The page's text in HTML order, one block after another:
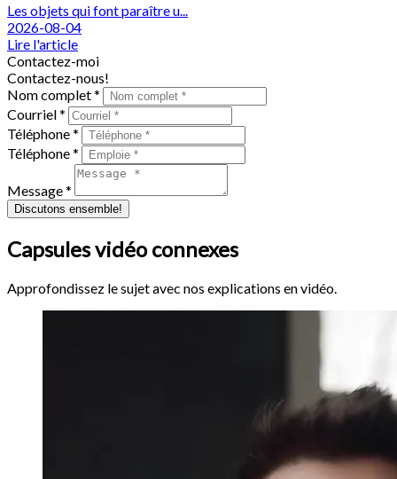
Les objets qui font paraître u...
2026-08-04
Lire l'article
Contactez-moi
Contactez-nous!
Nom complet *
Courriel *
Téléphone *
Téléphone *
Message *
Discutons ensemble!
Capsules vidéo connexes
Approfondissez le sujet avec nos explications en vidéo.